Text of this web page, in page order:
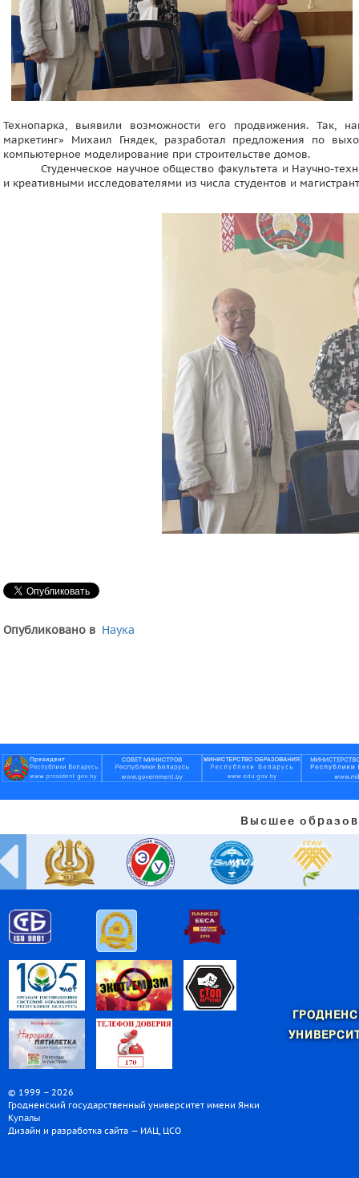
Технопарка, выявили возможности его продвижения. Так,
маркетинг» Михаил Гнядек, разработал предложения по
компьютерное моделирование при строительстве домов.
Студенческое научное общество факультета и Научно-
и креативными исследователями из числа студентов и
Опубликовано в Наука
Высшее
© 1999 – 2026
Гродненский государственный университет имени Янки
Купалы
Дизайн и разработка сайта — ИАЦ, ЦСО